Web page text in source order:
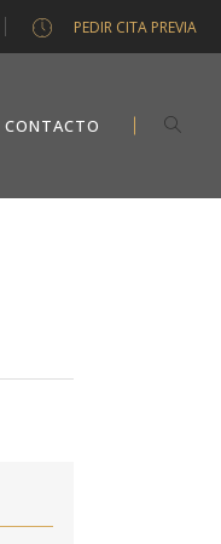
PEDIR CITA PREVIA
CONTACTO